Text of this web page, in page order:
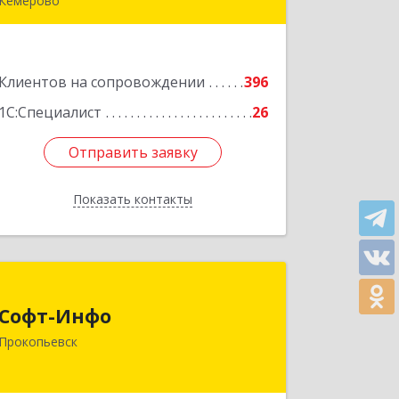
Клиентов на сопровождении
396
1С:Специалист
26
Отправить заявку
Показать контакты
этаж 3, пом.2, оф.301
Отправить заявку
Назад
Софт-Инфо
Прокопьевск
653039, Кемеровская область -
Кузбасс, Прокопьевск г, Институтская